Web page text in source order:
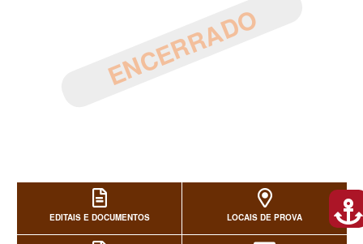
ENCERRADO
EDITAIS E DOCUMENTOS LOCAIS DE PROVA